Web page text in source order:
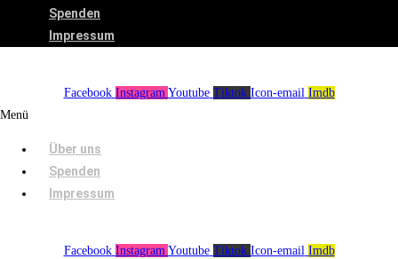
Spenden
Impressum
Facebook Instagram Youtube Tiktok Icon-email Imdb
Menü
Über uns
Spenden
Impressum
Facebook Instagram Youtube Tiktok Icon-email Imdb